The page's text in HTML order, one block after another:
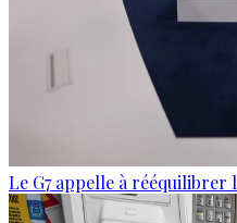
Le G7 appelle à rééquilibrer